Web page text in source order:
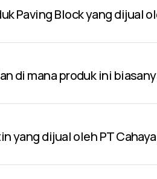
Paving Block yang dijual
di mana produk ini
yang dijual oleh PT